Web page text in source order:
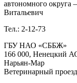
автономного
Витальевич
Тел.: 2-12-73
ГБУ НАО «СББЖ»
166 000, Ненецкий
Нарьян-Мар
Ветеринарный